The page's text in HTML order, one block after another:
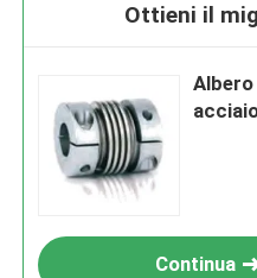
Ottieni il
Continua